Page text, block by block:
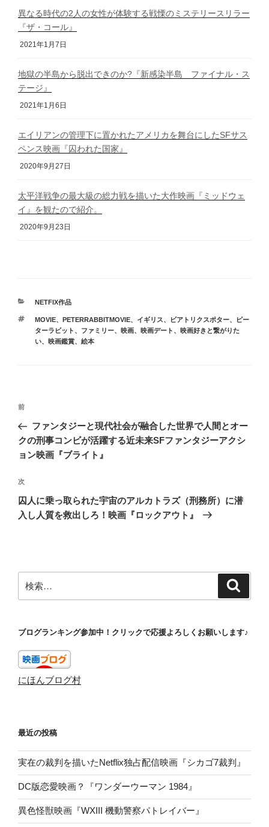
異なる時代の2人の女性が体験する戦慄のミステリースリラー
『ザ・コール』
2021年1月7日
地獄の半島から脱出できのか?『新感染半島 ファイナル・ス
テージ』
2021年1月6日
エイリアンの管理下に置かれたアメリカを舞台にしたSFサス
ペンス映画『囚われた国家』
2020年9月27日
太平洋戦争の最大級の総力戦を描いた大作映画『ミッドウェ
イ』を観たので紹介。
2020年9月23日
カ
ゴ
リ
ー
NETFIX作品
タ
グ
MOVIE、 PETERRABBITMOVIE、 イギリス、 ビアトリクスポター、
ピー
ターラビット 、 ファミリー、 映画、 映画デート 、 映画好きと繋がりた
い、 映画鑑賞、 絵本
投
ナ
ビ
ー
シ
ョ
前
の
投
稿
前
ファンタジーと現代社会が融合した世界で人間とオー
クの刑事コンビが活躍する近未来SFファンタジーアクシ
ョン映画『ブライト』
次
の
投
次
囚人に乗っ取られた宇宙のアルカトラズ（刑務所）に潜
入し人質を救出しろ！映画『ロックアウト』
索:
ブログランキング参加中！クリックで応援よろしくお願いします♪
にほんブログ村
最近の投稿
実在の裁判を描いたNetflix独占配信映画『シカゴ7裁判』
DC版恋愛映画？『ワンダーウーマン 1984』
異色怪獣映画『WXIII 機動警察パトレイバー』